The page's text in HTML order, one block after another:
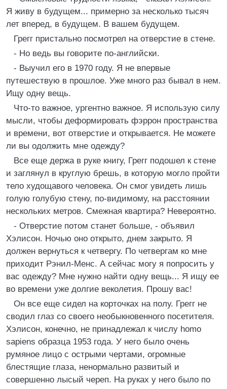
Я живу в будущем... примерно за несколько тысяч
лет вперед, в будущем. В вашем будущем.
Грегг пристально посмотрел на отверстие в стене.
- Но ведь вы говорите по-английски.
- Выучил его в 1970 году. Я не впервые
путешествую в прошлое. Уже много раз бывал в нем.
Ищу одну вещь.
Что-то важное, ургентно важное. Я использую силу
мысли, чтобы деформировать фэррон пространства
и времени, вот отверстие и открывается. Не можете
ли вы одолжить мне одежду?
Все еще держа в руке книгу, Грегг подошел к стене
и заглянул в круглую брешь, в которую могло пройти
тело худощавого человека. Он смог увидеть лишь
голую голубую стену, по-видимому, на расстоянии
нескольких метров. Смежная квартира? Невероятно.
- Отверстие потом станет больше, - объявил
Хэлисон. Ночью оно открыто, днем закрыто. Я
должен вернуться к четвергу. По четвергам ко мне
приходит Рэнил-Менс. А сейчас могу я попросить у
вас одежду? Мне нужно найти одну вещь... Я ищу ее
во времени уже долгие веколетия. Прошу вас!
Он все еще сидел на корточках на полу. Грегг не
сводил глаз со своего необыкновенного посетителя.
Хэлисон, конечно, не принадлежал к числу homo
sapiens образца 1953 года. У него было очень
румяное лицо с острыми чертами, огромные
блестящие глаза, ненормально развитый и
совершенно лысый череп. На руках у него было по